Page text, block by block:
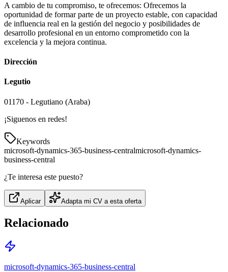
A cambio de tu compromiso, te ofrecemos: Ofrecemos la
oportunidad de formar parte de un proyecto estable, con capacidad
de influencia real en la gestión del negocio y posibilidades de
desarrollo profesional en un entorno comprometido con la
excelencia y la mejora continua.
Dirección
Legutio
01170 - Legutiano (Araba)
¡Siguenos en redes!
Keywords
microsoft-dynamics-365-business-centralmicrosoft-dynamics-
business-central
¿Te interesa este puesto?
Aplicar Adapta mi CV a esta oferta
Relacionado
microsoft-dynamics-365-business-central